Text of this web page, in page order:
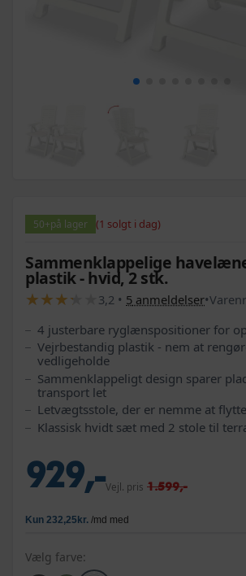
50+på lager (1 solgt i dag)
Sammenklappelige
plastik - hvid, 2 stk.
★
★★
★★
★★★ 3,2 • 5 anmeldelser•
4 justerbare ryglænspositioner for
Vejrbestandig plastik - nem at
vedligeholde
Sammenklappeligt design sparer
transport let
Letvægtsstole, der er nemme at
Klassisk hvidt sæt med 2 stole til
929,-Vejl. pris 1.599,-
Vælg farve: